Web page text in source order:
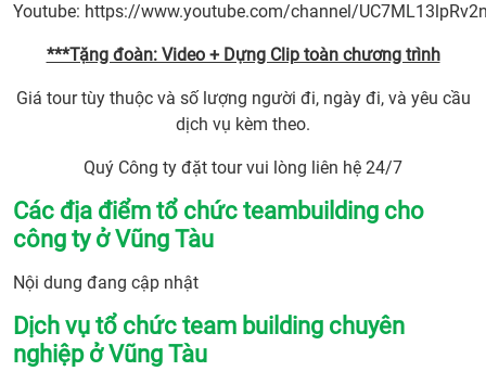
Youtube: https://www.youtube.com/channel/
***Tặng đoàn: Video + Dựng Clip toàn chương trình
Giá tour tùy thuộc và số lượng người đi, ngày đi, và yêu cầu
dịch vụ kèm theo.
Quý Công ty đặt tour vui lòng liên hệ 24/7
Các địa điểm tổ chức teambuilding cho
công ty ở Vũng Tàu
Nội dung đang cập nhật
Dịch vụ tổ chức team building chuyên
nghiệp ở Vũng Tàu